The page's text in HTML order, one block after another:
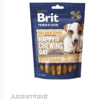
Jutalomfalat